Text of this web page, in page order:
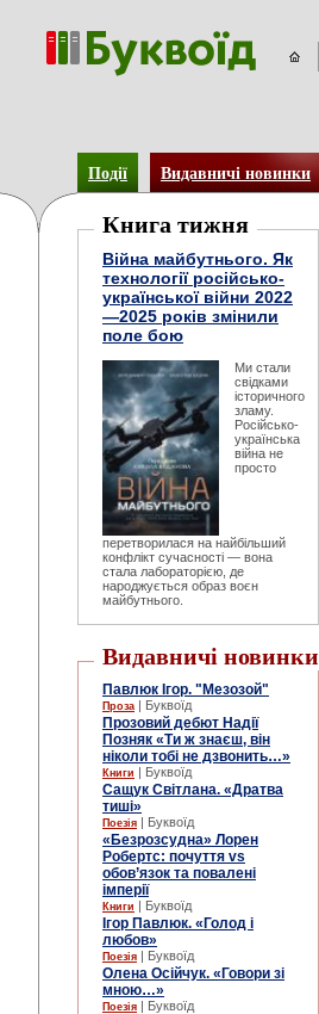
Події Видавничі новинки
Книга тижня
Війна майбутнього. Як
технології російсько-
української війни 2022
—2025 років змінили
поле бою
Ми стали
свідками
історичного
зламу.
Російсько-
українська
війна не
просто
перетворилася на найбільший
конфлікт сучасності — вона
стала лабораторією, де
народжується образ воєн
майбутнього.
Видавничі новинки
Павлюк Ігор. "Мезозой"
Проза | Буквоїд
Прозовий дебют Надії
Позняк «Ти ж знаєш, він
ніколи тобі не дзвонить…»
Книги | Буквоїд
Сащук Світлана. «Дратва
тиші»
Поезія | Буквоїд
«Безрозсудна» Лорен
Робертс: почуття vs
обов’язок та повалені
імперії
Книги | Буквоїд
Ігор Павлюк. «Голод і
любов»
Поезія | Буквоїд
Олена Осійчук. «Говори зі
мною…»
Поезія | Буквоїд